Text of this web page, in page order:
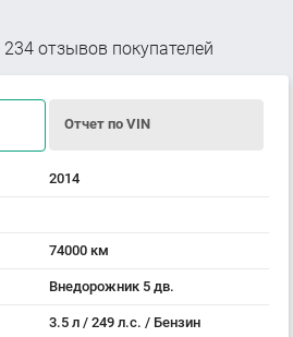
234 отзывов покупателей
Отчет по VIN
2014
74000 км
Внедорожник 5 дв.
3.5 л / 249 л.с. / Бензин